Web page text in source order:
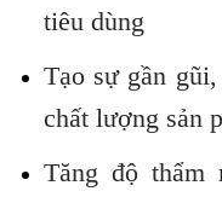
tiêu dùng
Tạo sự gần
chất lượng sản
Tăng độ thẩm